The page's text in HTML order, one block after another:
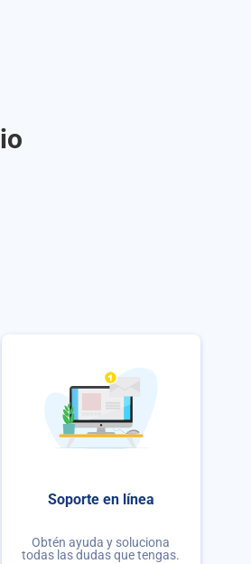
Soporte en línea
Obtén ayuda y soluciona
todas las dudas que tengas.